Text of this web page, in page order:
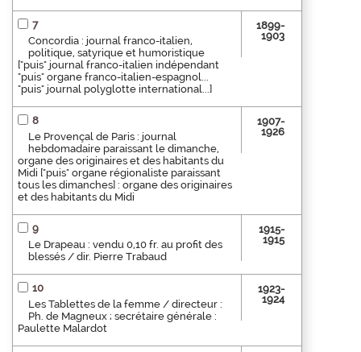
7
Concordia : journal franco-italien,
politique, satyrique et humoristique
["puis" journal franco-italien indépendant
"puis" organe franco-italien-espagnol...
"puis" journal polyglotte international...]
1899-
1903
8
Le Provençal de Paris : journal
hebdomadaire paraissant le dimanche,
organe des originaires et des habitants du
Midi ["puis" organe régionaliste paraissant
tous les dimanches] : organe des originaires
et des habitants du Midi
1907-
1926
9
Le Drapeau : vendu 0,10 fr. au profit des
blessés / dir. Pierre Trabaud
1915-
1915
10
Les Tablettes de la femme / directeur :
Ph. de Magneux ; secrétaire générale :
Paulette Malardot
1923-
1924